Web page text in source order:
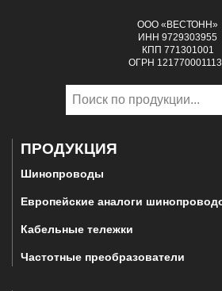
ООО «ВЕСТОНН»
ИНН 9729303955
КПП 771301001
ОГРН
ПРОДУКЦИЯ
Шинопроводы
Европейские аналоги
Кабельные тележки
Частотные преобразователи